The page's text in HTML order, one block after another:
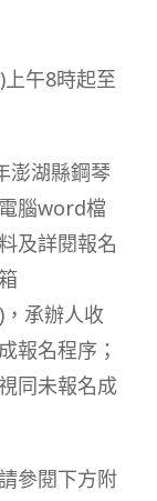
午8時起至
澎湖縣鋼琴
腦word檔
及詳閱報名
承辦人收
報名程序；
同未報名成
參閱下方附